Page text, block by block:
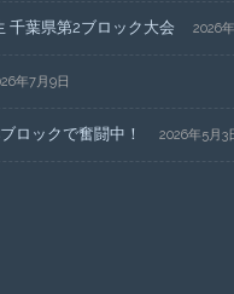
千葉県第2ブロック大会 2026
年7月9日
ロックで奮闘中！ 2026年5月3